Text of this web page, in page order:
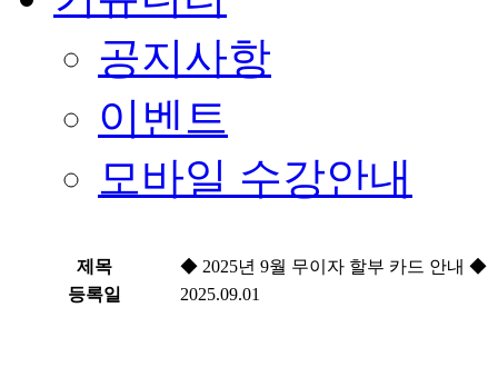
공지사항
이벤트
모바일 수강안내
제목
◆ 2025년 9월 무이자 할부 카드 안내 ◆
등록일
2025.09.01